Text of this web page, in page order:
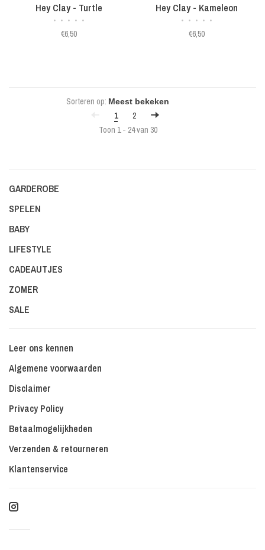
Hey Clay - Turtle
• • • • •
€6,50
Hey Clay - Kameleon
• • • • •
€6,50
Sorteren op:
1
2
Toon 1 - 24 van 30
GARDEROBE
SPELEN
BABY
LIFESTYLE
CADEAUTJES
ZOMER
SALE
Leer ons kennen
Algemene voorwaarden
Disclaimer
Privacy Policy
Betaalmogelijkheden
Verzenden & retourneren
Klantenservice